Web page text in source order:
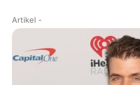
Artikel -